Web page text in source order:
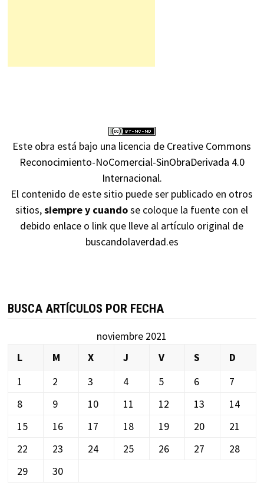
Este obra está bajo una licencia de Creative Commons
Reconocimiento-NoComercial-SinObraDerivada 4.0
Internacional.
El contenido de este sitio puede ser publicado en otros
sitios,siempre y cuandose coloque la fuente con el
debido enlace o link que lleve al artículo original de
buscandolaverdad.es
BUSCA ARTÍCULOS POR FECHA
noviembre 2021
L
M X J V S
D
1
2 3 4 5 6
7
8
9 10 11 12 13
14
15
16 17 18 19 20
21
22
23 24 25 26 27
28
29
30